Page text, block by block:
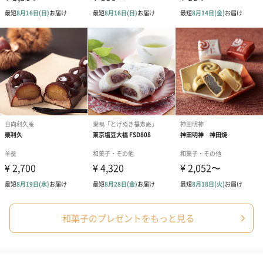
和菓子のプレゼントをもっと見る